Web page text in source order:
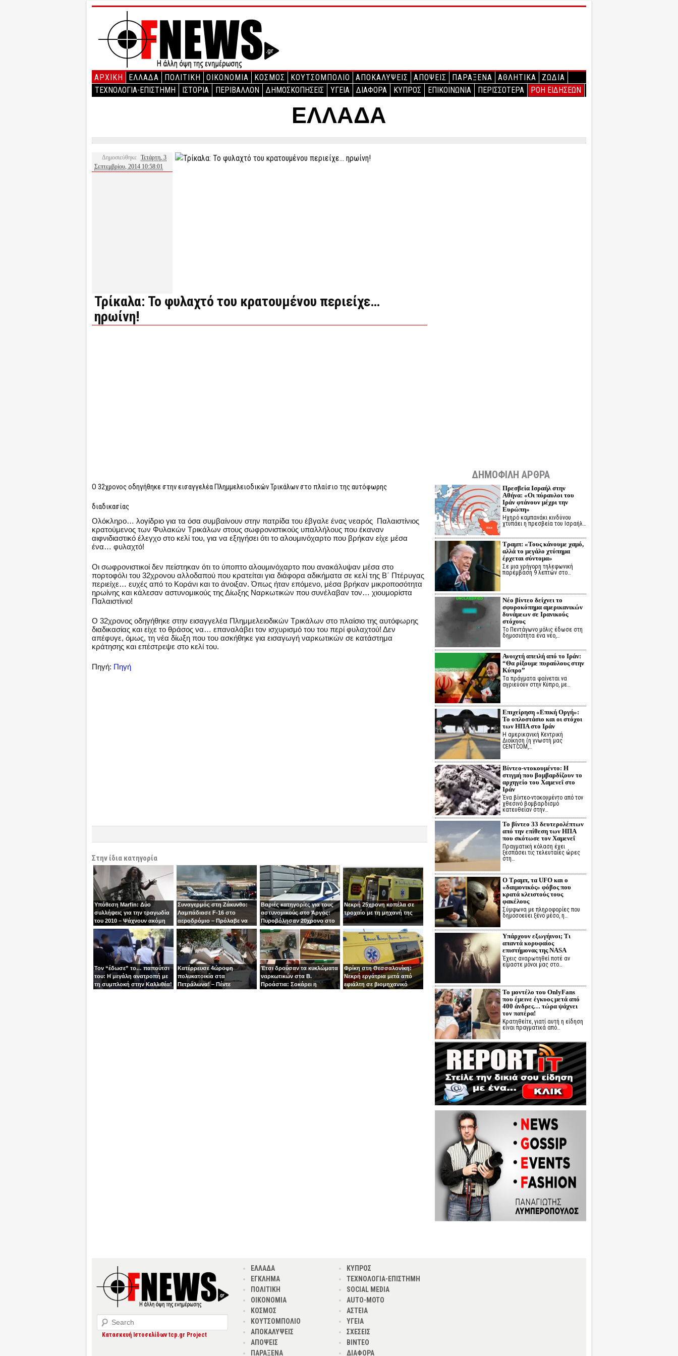
ΑΡΧΙΚΉ ΕΛΛΑΔΑ ΠΟΛΙΤΙΚΗ ΟΙΚΟΝΟΜΙΑ ΚΟΣΜΟΣ ΚΟΥΤΣΟΜΠΟΛΙΟ ΑΠΟΚΑΛΥΨΕΙΣ ΑΠΟΨΕΙΣ ΠΑΡΑΞΕΝΑ ΑΘΛΗΤΙΚΑ
ΖΩΔΙΑ
ΤΕΧΝΟΛΟΓΙΑ-ΕΠΙΣΤΗΜΗ
ΙΣΤΟΡΙΑ ΠΕΡΙΒΑΛΛΟΝ ΔΗΜΟΣΚΟΠΗΣΕΙΣ ΥΓΕΙΑ ΔΙΑΦΟΡΑ ΚΥΠΡΟΣ ΕΠΙΚΟΙΝΩΝΙΑ ΠΕΡΙΣΣΟΤΕΡΑ ΡΟΗ ΕΙΔΗΣΕΩΝ
ΕΛΛΑΔΑ
Δημοσιεύθηκε Τετάρτη, 3
Σεπτεμβρίου, 2014 10:58:01
Τρίκαλα: Το φυλαχτό του κρατουμένου περιείχε…
ηρωίνη!
Ο 32χρονος οδηγήθηκε στην εισαγγελέα Πλημμελειοδικών Τρικάλων στο πλαίσιο της αυτόφωρης
διαδικασίας
Ολόκληρο… λογίδριο για τα όσα συμβαίνουν στην πατρίδα του έβγαλε ένας νεαρός Παλαιστίνιος
κρατούμενος των Φυλακών Τρικάλων στους σωφρονιστικούς υπαλλήλους που έκαναν
αιφνιδιαστικό έλεγχο στο κελί του, για να εξηγήσει ότι το αλουμινόχαρτο που βρήκαν είχε μέσα
ένα… φυλαχτό!
Οι σωφρονιστικοί δεν πείστηκαν ότι το ύποπτο αλουμινόχαρτο που ανακάλυψαν μέσα στο
πορτοφόλι του 32χρονου αλλοδαπού που κρατείται για διάφορα αδικήματα σε κελί της Β΄ Πτέρυγας
περιείχε… ευχές από το Κοράνι και το άνοιξαν. Όπως ήταν επόμενο, μέσα βρήκαν μικροποσότητα
ηρωίνης και κάλεσαν αστυνομικούς της Δίωξης Ναρκωτικών που συνέλαβαν τον… χιουμορίστα
Παλαιστίνιο!
Ο 32χρονος οδηγήθηκε στην εισαγγελέα Πλημμελειοδικών Τρικάλων στο πλαίσιο της αυτόφωρης
διαδικασίας και είχε το θράσος να… επαναλάβει τον ισχυρισμό του του περί φυλαχτού! Δεν
απέφυγε, όμως, τη νέα δίωξη που του ασκήθηκε για εισαγωγή ναρκωτικών σε κατάστημα
κράτησης και επέστρεψε στο κελί του.
Πηγή: Πηγή
Στην ίδια κατηγορία
Υπόθεση Marfin: Δύο
συλλήψεις για την τραγωδία
του 2010 – Ψάχνουν ακόμη
μία γυναίκα
Συναγερμός στη Ζάκυνθο:
Λαμπάδιασε F-16 στο
αεροδρόμιο – Πρόλαβε να
βγει την τελευταία στιγμή ο
χειριστής
Βαριές κατηγορίες για τους
αστυνομικούς στο Άργος:
Πυροβόλησαν 20χρονο στο
κεφάλι
Νεκρή 25χρονη κοπέλα σε
τροχαίο με τη μηχανή της
Τον “έδωσε” το… παπούτσι
του: Η μεγάλη ανατροπή με
τη συμπλοκή στην Καλλιθέα!
Κατέρρευσε 4ώροφη
πολυκατοικία στα
Πετράλωνα! – Πέντε
Έτσι δρούσαν τα κυκλώματα
ναρκωτικών στα Β.
Προάστια: Σοκάρει η
Φρίκη στη Θεσσαλονίκη:
Νεκρή εργάτρια μετά από
εφιάλτη σε βιομηχανικό
ΔΗΜΟΦΙΛΗ ΑΡΘΡΑ
Πρεσβεία Ισραήλ στην
Αθήνα: «Οι πύραυλοι του
Ιράν φτάνουν μέχρι την
Ευρώπη»
Ηχηρό καμπανάκι κινδύνου
χτυπάει η πρεσβεία του Ισραήλ…
Τραμπ: «Τους κάνουμε χαμό,
αλλά το μεγάλο χτύπημα
έρχεται σύντομα»
Σε μια γρήγορη τηλεφωνική
παρέμβαση 9 λεπτών στο…
Νέο βίντεο δείχνει το
σφυροκόπημα αμερικανικών
δυνάμεων σε Ιρανικούς
στόχους
Το Πεντάγωνο μόλις έδωσε στη
δημοσιότητα ένα νέο,…
Ανοιχτή απειλή από το Ιράν:
“Θα ρίξουμε πυραύλους στην
Κύπρο”
Τα πράγματα φαίνεται να
αγριεύουν στην Κύπρο, με…
Επιχείρηση «Επική Οργή»:
Το οπλοστάσιο και οι στόχοι
των ΗΠΑ στο Ιράν
Η αμερικανική Κεντρική
Διοίκηση (η γνωστή μας
CENTCOM,…
Βίντεο-ντοκουμέντο: Η
στιγμή που βομβαρδίζουν το
αρχηγείο του Χαμενεΐ στο
Ιράν
Ένα βίντεο-ντοκουμέντο από τον
χθεσινό βομβαρδισμό
κατευθείαν στην…
Το βίντεο 33 δευτερολέπτων
από την επίθεση των ΗΠΑ
που σκότωσε τον Χαμενεΐ
Πραγματική κόλαση έχει
ξεσπάσει τις τελευταίες ώρες
στη…
Ο Τραμπ, τα UFO και ο
«δαιμονικός» φόβος που
κρατά κλειστούς τους
φακέλους
Σύμφωνα με πληροφορίες που
δημοσοεύει ξένο μέσο, η…
Υπάρχουν εξωγήινοι; Τι
απαντά κορυφαίος
επιστήμονας της NASA
Έχεις αναρωτηθεί ποτέ αν
είμαστε μόνοι μας στο…
Το μοντέλο του OnlyFans
που έμεινε έγκυος μετά από
400 άνδρες… τώρα ψάχνει
τον πατέρα!
Κρατηθείτε, γιατί αυτή η είδηση
είναι πραγματικά από…
Search
Κατασκευή Ιστοσελίδων tcp.gr Project
ΕΛΛΑΔΑ
ΕΓΚΛΗΜΑ
ΠΟΛΙΤΙΚΗ
ΟΙΚΟΝΟΜΙΑ
ΚΟΣΜΟΣ
ΚΟΥΤΣΟΜΠΟΛΙΟ
ΑΠΟΚΑΛΥΨΕΙΣ
ΑΠΟΨΕΙΣ
ΠΑΡΑΞΕΝΑ
ΚΥΠΡΟΣ
ΤΕΧΝΟΛΟΓΙΑ-ΕΠΙΣΤΗΜΗ
SOCIAL MEDIA
AUTO-MOTO
ΑΣΤΕΙΑ
ΥΓΕΙΑ
ΣΧΕΣΕΙΣ
ΒΙΝΤΕΟ
ΔΙΑΦΟΡΑ